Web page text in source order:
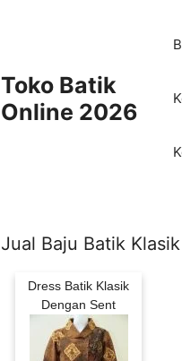
Toko Batik
Online 2026
Jual Baju Batik
Dress Batik Klasik
Dengan Sent